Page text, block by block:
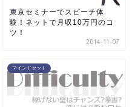
東京セミナーでスピーチ体
験！ネットで月収10万円のコ
ツ！
2014-11-07
マインドセット